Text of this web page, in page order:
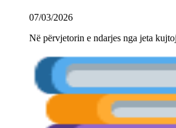
07/03/2026
Në përvjetorin e ndarjes nga jeta